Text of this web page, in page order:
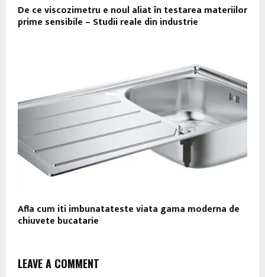
De ce viscozimetru e noul aliat în testarea materiilor
prime sensibile – Studii reale din industrie
Afla cum iti imbunatateste viata gama moderna de
chiuvete bucatarie
LEAVE A COMMENT